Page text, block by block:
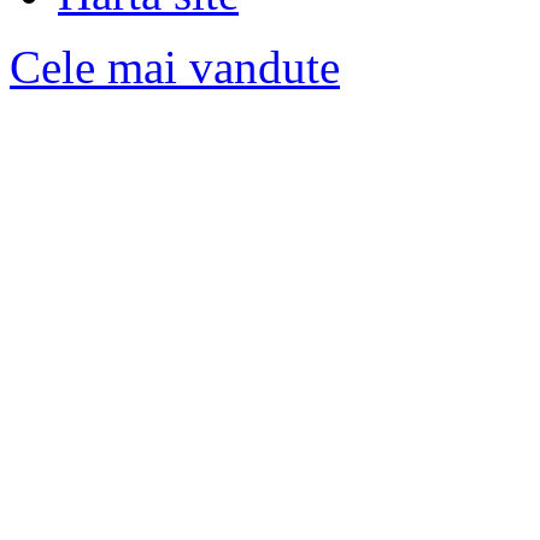
Cele mai vandute